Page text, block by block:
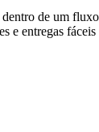
dentro de um
e entregas